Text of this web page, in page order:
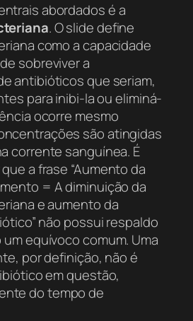
abordados é a
. O slide define
como a capacidade
sobreviver a
antibióticos que seriam,
para inibi-la ou eliminá-
ocorre mesmo
são atingidas
corrente sanguínea. É
a frase “Aumento da
= A diminuição da
e aumento da
não possui respaldo
equívoco comum. Uma
por definição, não é
em questão,
do tempo de